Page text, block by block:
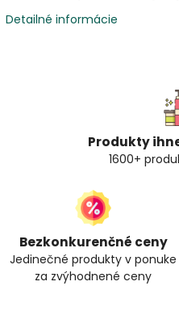
Detailné informácie
Produkty
1600+
Bezkonkurenčné ceny
Jedinečné produkty v ponuke
za zvýhodnené ceny